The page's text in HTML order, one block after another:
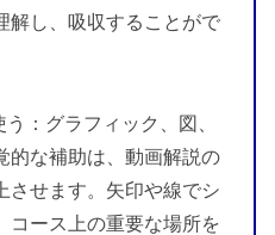
解し、吸収することがで
：グラフィック、図、
的な補助は、動画解説の
させます。矢印や線でシ
コース上の重要な場所を